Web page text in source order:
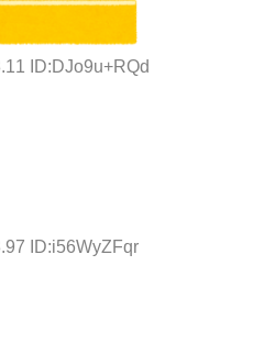
ID:DJo9u+RQd
ID:i56WyZFqr